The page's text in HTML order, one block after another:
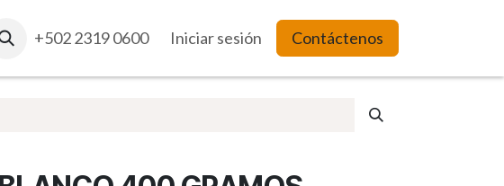
Reportes Web
+502 2319 0600 Iniciar sesión Contáctenos